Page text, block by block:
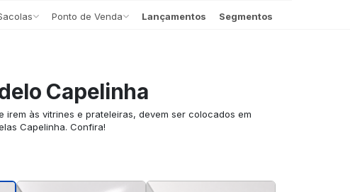
Ponto de Venda Lançamentos Segmentos
Capelinha
irem às vitrines e prateleiras, devem ser colocados em
Capelinha. Confira!